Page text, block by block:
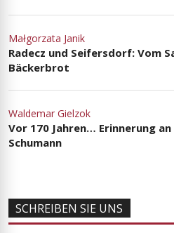
Małgorzata Janik
Radecz und Seifersdorf: Vom
Bäckerbrot
Waldemar Gielzok
Vor 170 Jahren… Erinnerung
Schumann
SCHREIBEN SIE UNS